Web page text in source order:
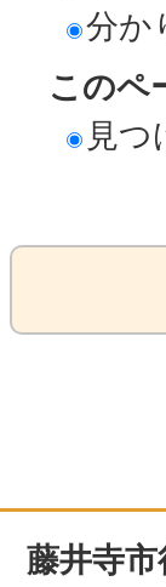
分か
このペ
見つ
藤井寺市